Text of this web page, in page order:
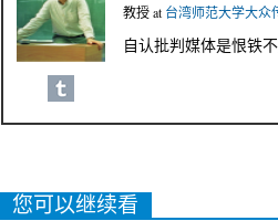
教授at 台湾师范大学大众
自认批判媒体是恨铁
您可以继续看